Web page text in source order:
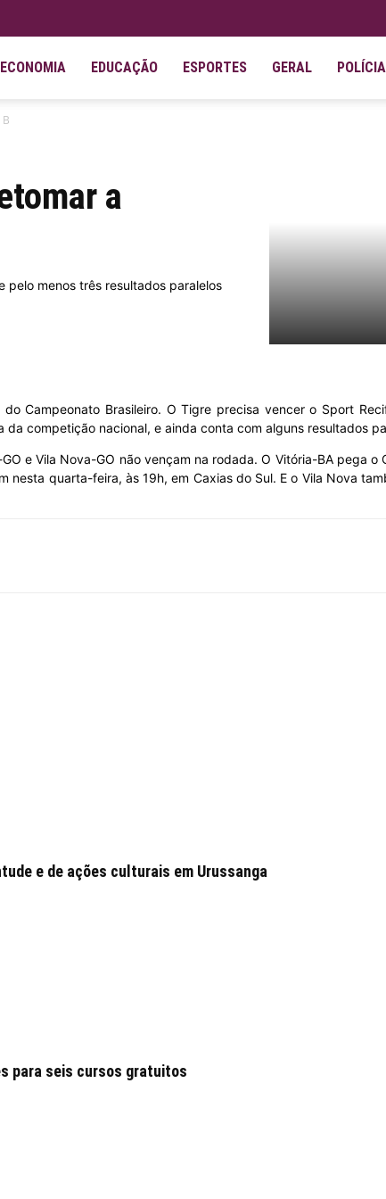
ECONOMIA EDUCAÇÃO ESPORTES GERAL POLÍCIA
a
pelo menos três resultados paralelos
Campeonato Brasileiro. O Tigre precisa vencer o Sport
competição nacional, e ainda conta com alguns resultados
e Vila Nova-GO não vençam na rodada. O Vitória-BA pega o
quarta-feira, às 19h, em Caxias do Sul. E o Vila Nova
e de ações culturais em Urussanga
para seis cursos gratuitos